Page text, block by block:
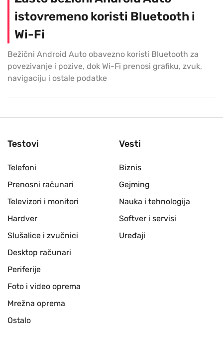
istovremeno koristi Bluetooth i
Wi-Fi
Bežični Android Auto obavezno koristi Bluetooth za
povezivanje i pozive, dok Wi-Fi prenosi grafiku, zvuk,
navigaciju i ostale podatke
Testovi
Telefoni
Prenosni računari
Televizori i monitori
Hardver
Slušalice i zvučnici
Desktop računari
Periferije
Foto i video oprema
Mrežna oprema
Ostalo
Vesti
Biznis
Gejming
Nauka i tehnologija
Softver i servisi
Uređaji